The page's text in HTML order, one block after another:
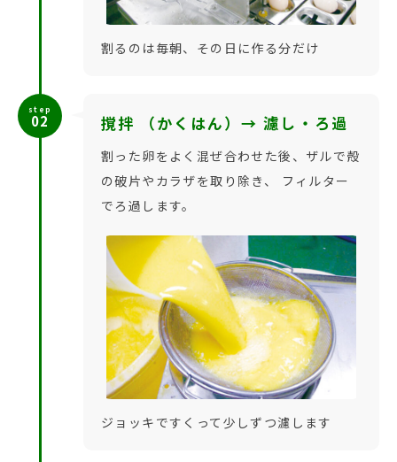
割るのは毎朝、その日に作る分だけ
step
02 撹拌 （かくはん）→ 濾し・ろ過
割った卵をよく混ぜ合わせた後、ザルで殻
の破片やカラザを取り除き、 フィルター
でろ過します。
ジョッキですくって少しずつ濾します